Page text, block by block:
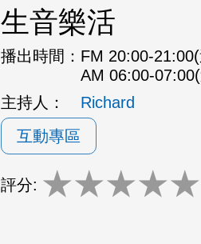
生音樂活
播出時間： FM 20:00-
AM 06:00-
主持人：
Richard
互動專區
評分: ★★★★★